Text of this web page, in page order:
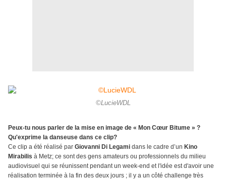
©LucieWDL
Peux-tu nous parler de la mise en image de « Mon Cœur Bitume » ?
Qu'exprime la danseuse dans ce clip?
Ce clip a été réalisé par Giovanni Di Legami dans le cadre d’un Kino
Mirabilis à Metz; ce sont des gens amateurs ou professionnels du milieu
audiovisuel qui se réunissent pendant un week-end et l'idée est d'avoir une
réalisation terminée à la fin des deux jours ; il y a un côté challenge très